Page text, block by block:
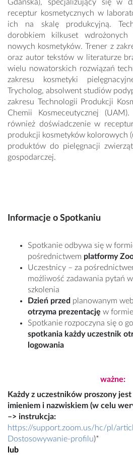
Gdańska), specjalizujący się w
receptur kosmetycznych w
ich na skalę produkcyjną.
dorobkiem kilkuset
nowych kosmetyków. Trener z
oraz autor tekstów w literaturze
wielu nowatorskich rozwiązań
zakresu kosmetyki
Trycholog, absolwent studiów
zakresu Technologii Produkcji
Chemii Kosmeceutycznej
również doświadczenie w
produkcji kosmetyków kolorowych
produktów do pielęgnacji
gospodarczej.
Informacje o Spotkaniu
Spotkanie odbywa się w
pośrednictwem platformy
Uczestnicy – za
możliwość zadawania pytań
szkolenia
Dzień przed planowanym
otrzyma prezentację w
Spotkanie rozpoczyna się o
spotkania każdy uczestnik
logowania
ważne:
Każdy z uczestników proszony
imieniem i nazwiskiem (w celu
–> instrukcja:
https://support.zoom.us/hc/pl/
Dostosowywanie-profilu)*
lub